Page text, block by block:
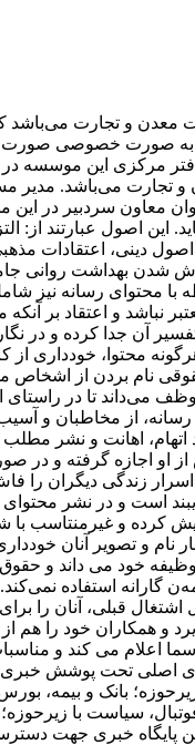
و تجارت می‌باشد
به صورت خصوصی
می‌باشد. مدیر
معاون سردبیر در
این اصول عبارتند
دینی، اعتقادات
بهداشت روانی
با محتوای رسانه
نباشد و اعتقاد
تفسیر آن جدا کرده و
هرگونه محتوا،
نام بردن از اشخاص
تا در راستای
از مخاطبان و
اهانت و نشر مطلب
اجازه گرفته و در
زندگی دیگران را
است و در نشر
کرده و غیرمنتاسب
نام و تصویر آنان
خود می داند و حقوق
استفاده
قبلی، آنان را
و همکاران خود را هم
می کند و
اصلی تحت پوشش
بانک و بیمه،
سیاست با
خبری جهت